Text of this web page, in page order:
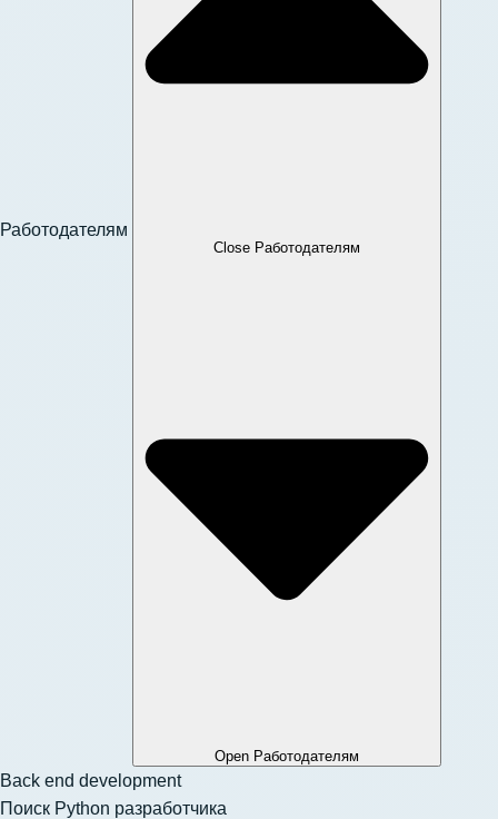
Работодателям
Close Работодателям
Open Работодателям
Back end development
Поиск Python разработчика